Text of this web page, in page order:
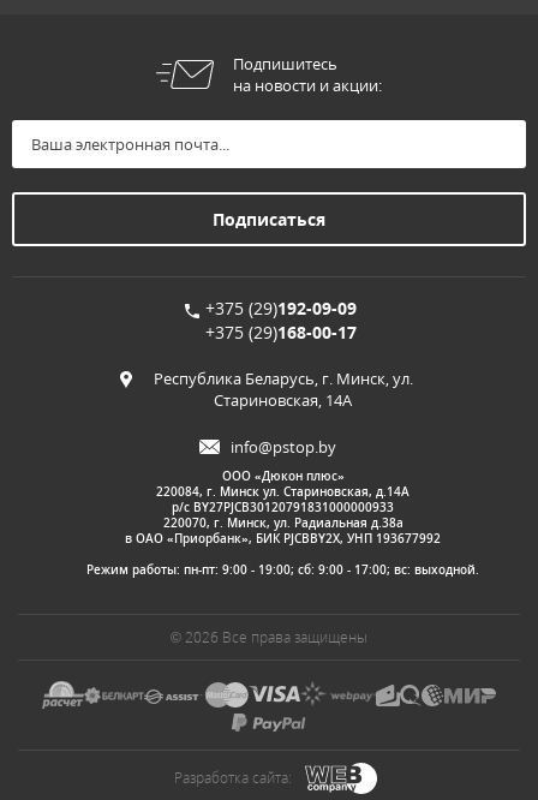
Подпишитесь
на новости и акции:
+375 (29)192-09-09
+375 (29)168-00-17
Республика Беларусь, г. Минск, ул.
Стариновская, 14А
info@pstop.by
ООО «Дюкон плюс»
220084, г. Минск ул. Стариновская, д.14А
р/с BY27PJCB30120791831000000933
220070, г. Минск, ул. Радиальная д.38а
в ОАО «Приорбанк», БИК PJCBBY2X, УНП 193677992
Режим работы: пн-пт: 9:00 - 19:00; сб: 9:00 - 17:00; вс: выходной.
© 2026 Все права защищены
Разработка сайта: